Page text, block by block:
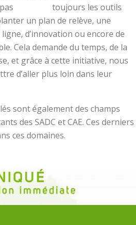
pas toujours les outils
un plan de relève, une
d’innovation ou encore de
Cela demande du temps, de la
et grâce à cette initiative, nous
d’aller plus loin dans leur
sont également des champs
des SADC et CAE. Ces derniers
ces domaines.